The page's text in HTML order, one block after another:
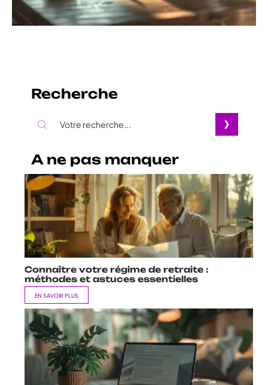
Recherche
A ne pas manquer
Connaître votre régime de retraite :
méthodes et astuces essentielles
EN SAVOIR PLUS